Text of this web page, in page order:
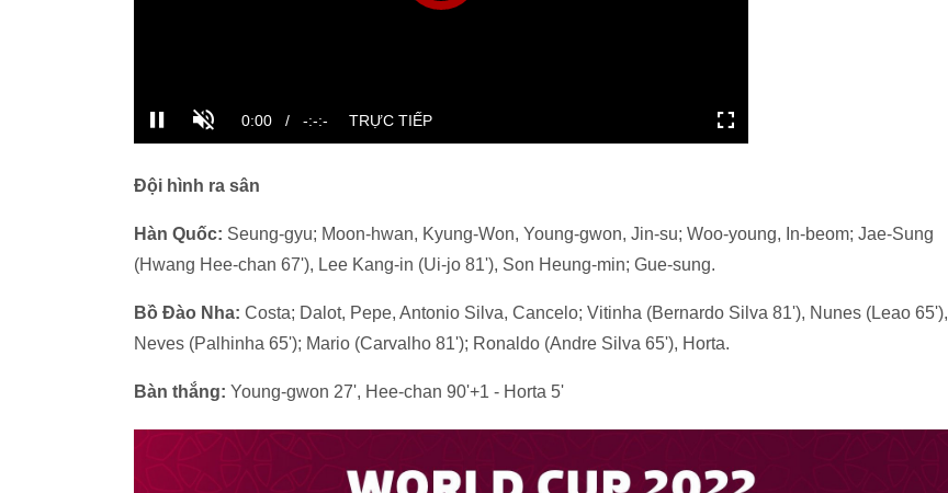
Đội hình ra sân
Hàn Quốc: Seung-gyu; Moon-hwan, Kyung-Won, Young-gwon, Jin-su; Woo-young, In-beom; Jae-Sung
(Hwang Hee-chan 67'), Lee Kang-in (Ui-jo 81'), Son Heung-min; Gue-sung.
Bồ Đào Nha: Costa; Dalot, Pepe, Antonio Silva, Cancelo; Vitinha (Bernardo Silva 81'), Nunes (Leao 65'),
Neves (Palhinha 65'); Mario (Carvalho 81'); Ronaldo (Andre Silva 65'), Horta.
Bàn thắng: Young-gwon 27', Hee-chan 90'+1 - Horta 5'